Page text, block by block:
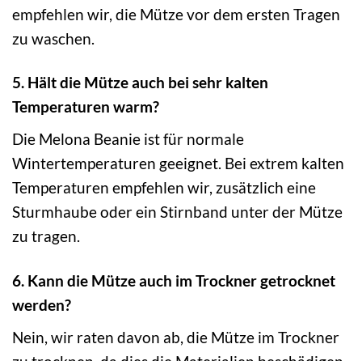
empfehlen wir, die Mütze vor dem ersten Tragen
zu waschen.
5. Hält die Mütze auch bei sehr kalten
Temperaturen warm?
Die Melona Beanie ist für normale
Wintertemperaturen geeignet. Bei extrem kalten
Temperaturen empfehlen wir, zusätzlich eine
Sturmhaube oder ein Stirnband unter der Mütze
zu tragen.
6. Kann die Mütze auch im Trockner getrocknet
werden?
Nein, wir raten davon ab, die Mütze im Trockner